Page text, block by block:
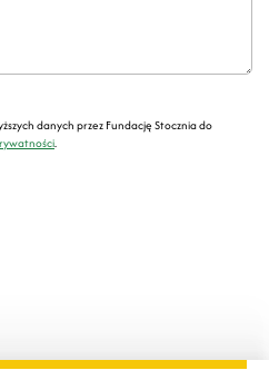
danych przez Fundację Stocznia do
.